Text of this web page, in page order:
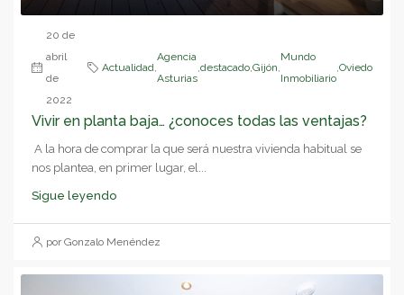
20 de
abril
de
2022
Actualidad
Agencia
Asturias
destacado Gijón
Mundo
Inmobiliario
Oviedo
Vivir en planta baja… ¿conoces todas las ventajas?
A la hora de comprar la que será nuestra vivienda habitual se
nos plantea, en primer lugar, el...
Sigue leyendo
por Gonzalo Menéndez